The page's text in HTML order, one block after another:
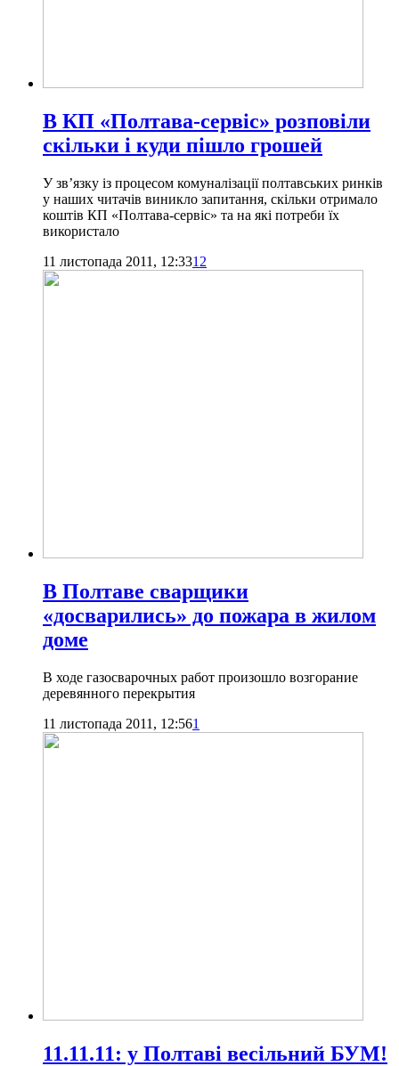
В КП «Полтава-сервіс» розповіли
скільки і куди пішло грошей
У зв’язку із процесом комуналізації полтавських ринків
у наших читачів виникло запитання, скільки отримало
коштів КП «Полтава-сервіс» та на які потреби їх
використало
11 листопада 2011, 12:3312
В Полтаве сварщики
«досварились» до пожара в жилом
доме
В ходе газосварочных работ произошло возгорание
деревянного перекрытия
11 листопада 2011, 12:561
11.11.11: у Полтаві весільний БУМ!